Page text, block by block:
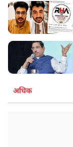
अधिक